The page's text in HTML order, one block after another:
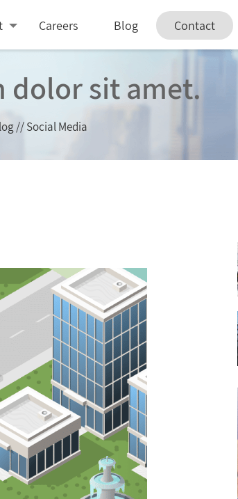
Careers Blog Contact
dolor sit amet.
//Social Media